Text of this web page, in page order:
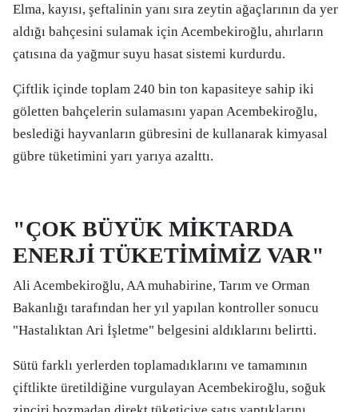
Elma, kayısı, şeftalinin yanı sıra zeytin ağaçlarının da yer
aldığı bahçesini sulamak için Acembekiroğlu, ahırların
çatısına da yağmur suyu hasat sistemi kurdurdu.
Çiftlik içinde toplam 240 bin ton kapasiteye sahip iki
göletten bahçelerin sulamasını yapan Acembekiroğlu,
beslediği hayvanların gübresini de kullanarak kimyasal
gübre tüketimini yarı yarıya azalttı.
"ÇOK BÜYÜK MİKTARDA
ENERJİ TÜKETİMİMİZ VAR"
Ali Acembekiroğlu, AA muhabirine, Tarım ve Orman
Bakanlığı tarafından her yıl yapılan kontroller sonucu
"Hastalıktan Ari İşletme" belgesini aldıklarını belirtti.
Sütü farklı yerlerden toplamadıklarını ve tamamının
çiftlikte üretildiğine vurgulayan Acembekiroğlu, soğuk